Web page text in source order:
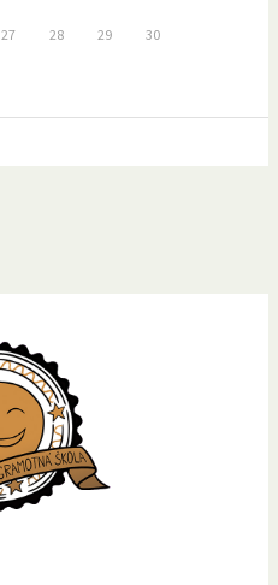
27 28 29 30